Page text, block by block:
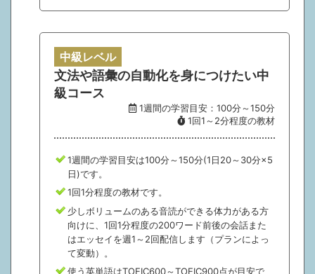
中級レベル
文法や語彙の自動化を身につけたい中
級コース
1週間の学習目安：100分～150分
1回1～2分程度の教材
1週間の学習目安は100分～150分(1日20～30分×5
日)です。
1回1分程度の教材です。
少しボリュームのある音読ができる体力がある方
向けに、1回1分程度の200ワード前後の会話また
はエッセイを週1～2回配信します（プランによっ
て変動）。
使う英単語はTOEIC600～TOEIC900点が目安で